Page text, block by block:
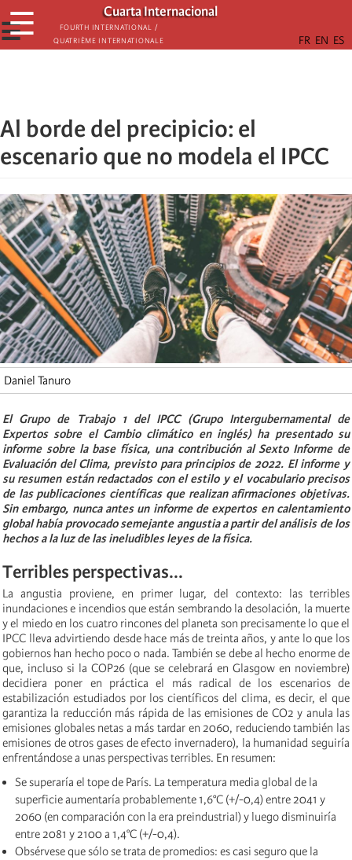
Skip
to
main
Cuarta Internacional
Fourth International /
Quatrième internationale
☰
☰
Al borde del precipicio: el
escenario que no modela el IPCC
Daniel Tanuro
El Grupo de Trabajo 1 del IPCC (Grupo Intergubernamental de
Expertos sobre el Cambio climático en inglés) ha presentado su
informe sobre la base física, una contribución al Sexto Informe de
Evaluación del Clima, previsto para principios de 2022. El informe y
su resumen están redactados con el estilo y el vocabulario precisos
de las publicaciones científicas que realizan afirmaciones objetivas.
Sin embargo, nunca antes un informe de expertos en calentamiento
global había provocado semejante angustia a partir del análisis de los
hechos a la luz de las ineludibles leyes de la física.
Terribles perspectivas...
La angustia proviene, en primer lugar, del contexto: las terribles
inundaciones e incendios que están sembrando la desolación, la muerte
y el miedo en los cuatro rincones del planeta son precisamente lo que el
IPCC lleva advirtiendo desde hace más de treinta años, y ante lo que los
gobiernos han hecho poco o nada. También se debe al hecho enorme de
que, incluso si la COP26 (que se celebrará en Glasgow en noviembre)
decidiera poner en práctica el más radical de los escenarios de
estabilización estudiados por los científicos del clima, es decir, el que
garantiza la reducción más rápida de las emisiones de CO2 y anula las
emisiones globales netas a más tardar en 2060, reduciendo también las
emisiones de otros gases de efecto invernadero), la humanidad seguiría
enfrentándose a unas perspectivas terribles. En resumen:
Se superaría el tope de París. La temperatura media global de la
superficie aumentaría probablemente 1,6°C (+/-0,4) entre 2041 y
2060 (en comparación con la era preindustrial) y luego disminuiría
entre 2081 y 2100 a 1,4°C (+/-0,4).
Obsérvese que sólo se trata de promedios: es casi seguro que la